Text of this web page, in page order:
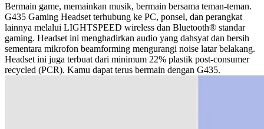
Bermain game, memainkan musik, bermain bersama teman-teman.
G435 Gaming Headset terhubung ke PC, ponsel, dan perangkat
lainnya melalui LIGHTSPEED wireless dan Bluetooth® standar
gaming. Headset ini menghadirkan audio yang dahsyat dan bersih
sementara mikrofon beamforming mengurangi noise latar belakang.
Headset ini juga terbuat dari minimum 22% plastik post-consumer
recycled (PCR). Kamu dapat terus bermain dengan G435.